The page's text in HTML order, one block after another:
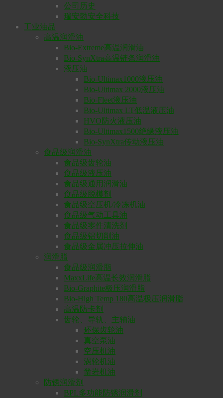
公司历史
瑞安勃安全科技
工业油品
高温润滑油
Bio-Extreme高温润滑油
Bio-SynXtra高温链条润滑油
液压油
Bio-Ultimax1000液压油
Bio-Ultimax 2000液压油
Bio-Fleet液压油
Bio-Ultimax LT低温液压油
HVO防火液压油
Bio-Ultimax1500绝缘液压油
Bio-SynXtra传动液压油
食品级润滑油
食品级齿轮油
食品级液压油
食品级通用润滑油
食品级脱模剂
食品级空压机/冷冻机油
食品级气动工具油
食品级零件清洗剂
食品级铝切削油
食品级金属冲压拉伸油
润滑脂
食品级润滑脂
MaxxLife高温长效润滑脂
Bio-Graphite极压润滑脂
Bio-High Temp 180高温极压润滑脂
高温防卡剂
齿轮、导轨、主轴油
环保齿轮油
真空泵油
空压机油
涡轮机油
凿岩机油
防锈润滑剂
BPL多功能防锈润滑剂